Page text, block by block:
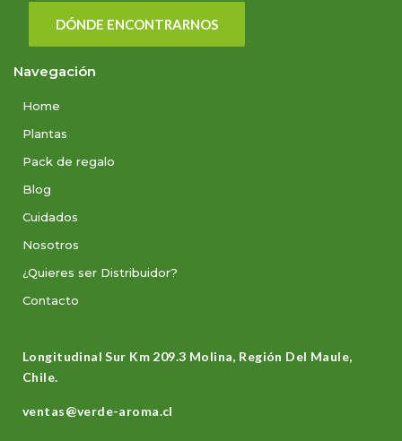
DÓNDE ENCONTRARNOS
Navegación
Home
Plantas
Pack de regalo
Blog
Cuidados
Nosotros
¿Quieres ser Distribuidor?
Contacto
Longitudinal Sur Km 209.3 Molina, Región Del Maule,
Chile.
ventas@verde-aroma.cl